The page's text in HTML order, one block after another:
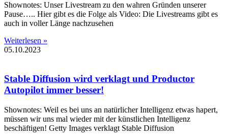
Shownotes: Unser Livestream zu den wahren Gründen unserer
Pause….. Hier gibt es die Folge als Video: Die Livestreams gibt es
auch in voller Länge nachzusehen
Weiterlesen »
05.10.2023
Stable Diffusion wird verklagt und Productor
Autopilot immer besser!
Shownotes: Weil es bei uns an natürlicher Intelligenz etwas hapert,
müssen wir uns mal wieder mit der künstlichen Intelligenz
beschäftigen! Getty Images verklagt Stable Diffusion